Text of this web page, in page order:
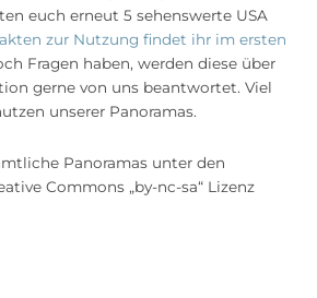
euch erneut 5 sehenswerte USA
zur Nutzung findet ihr im ersten
Fragen haben, werden diese über
gerne von uns beantwortet. Viel
unserer Panoramas.
Panoramas unter den
Commons „by-nc-sa“ Lizenz